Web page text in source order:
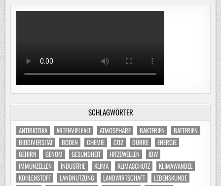
SCHLAGWÖRTER
ANTIBIOTIKA ARTENVIELFALT ATMOSPHÄRE BAKTERIEN
BATTERIEN
BIODIVERSITÄT
BODEN CHEMIE CO2 DÜRRE
ENERGIE
GEHIRN
GENOM GESUNDHEIT HITZEWELLEN
IDW
IMMUNZELLEN
INDUSTRIE KLIMA KLIMASCHUTZ
KLIMAWANDEL
KOHLENSTOFF
LANDNUTZUNG LANDWIRTSCHAFT
LEBENSKUNDE